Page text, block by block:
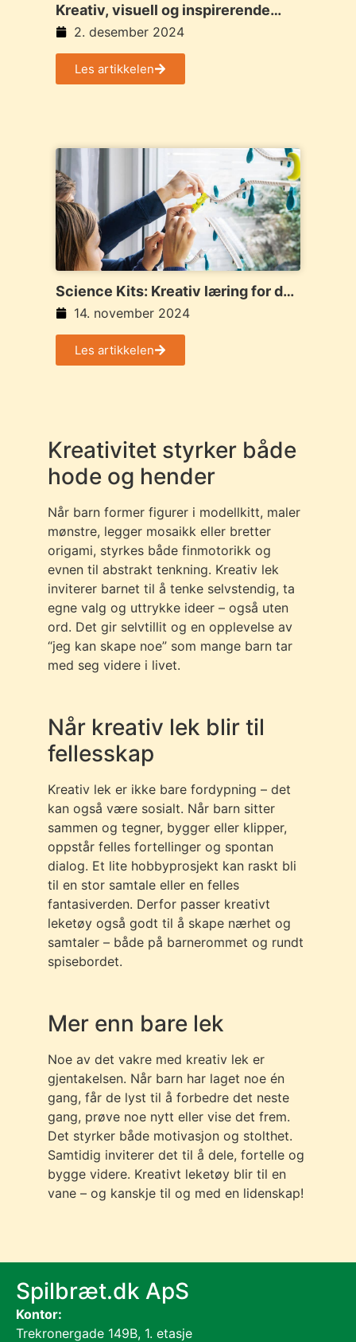
Kreativ, visuell og inspirerende
historiefortelling med
2. desember 2024
Les artikkelen
Science Kits: Kreativ læring for den
kommende oppfinneren
14. november 2024
Les artikkelen
Kreativitet styrker både
hode og hender
Når barn former figurer i modellkitt, maler
mønstre, legger mosaikk eller bretter
origami, styrkes både finmotorikk og
evnen til abstrakt tenkning. Kreativ lek
inviterer barnet til å tenke selvstendig, ta
egne valg og uttrykke ideer – også uten
ord. Det gir selvtillit og en opplevelse av
“jeg kan skape noe” som mange barn tar
med seg videre i livet.
Når kreativ lek blir til
fellesskap
Kreativ lek er ikke bare fordypning – det
kan også være sosialt. Når barn sitter
sammen og tegner, bygger eller klipper,
oppstår felles fortellinger og spontan
dialog. Et lite hobbyprosjekt kan raskt bli
til en stor samtale eller en felles
fantasiverden. Derfor passer kreativt
leketøy også godt til å skape nærhet og
samtaler – både på barnerommet og rundt
spisebordet.
Mer enn bare lek
Noe av det vakre med kreativ lek er
gjentakelsen. Når barn har laget noe én
gang, får de lyst til å forbedre det neste
gang, prøve noe nytt eller vise det frem.
Det styrker både motivasjon og stolthet.
Samtidig inviterer det til å dele, fortelle og
bygge videre. Kreativt leketøy blir til en
vane – og kanskje til og med en lidenskap!
Spilbræt.dk ApS
Kontor:
Trekronergade 149B, 1. etasje